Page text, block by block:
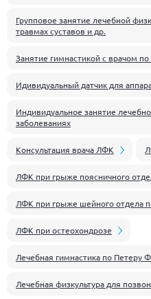
Групповое занятие лечебной
травмах суставов и др.
Занятие гимнастикой с врачом
Идивидуальный датчик для
Индивидуальное занятие
заболеваниях
Консультация врача ЛФК
ЛФК при грыже поясничного
ЛФК при грыже шейного отдела
ЛФК при остеохондрозе
Лечебная гимнастика по Петеру
Лечебная физкультура для